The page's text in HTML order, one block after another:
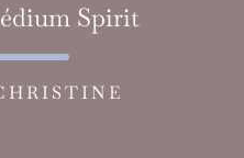
Spirit